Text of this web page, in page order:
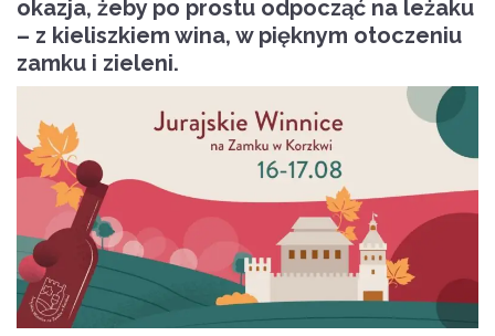
okazja, żeby po prostu odpocząć na leżaku
– z kieliszkiem wina, w pięknym otoczeniu
zamku i zieleni.